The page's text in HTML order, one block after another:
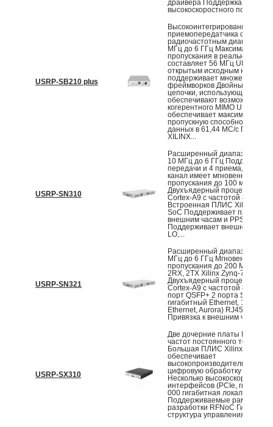
драйвера Поддержка
высокоскоростного
USRP-SB210 plus
Высокоинтегрированные два
приемопередатчика с
радиочастотным диапазоном
МГц до 6 ГГц Максимальная
пропускания в реальном
составляет 56 МГц UHD с
открытым исходным кодом
поддерживает множество
фреймворков Двойные
цепочки, использующие
обеспечивают возможность
когерентного MIMO USB3.0
обеспечивает максимальную
пропускную способность
данных в 61,44 МС/с
XILINX...
USRP-SN310
Расширенный диапазон
10 МГц до 6 ГГц
передачи и 4 приема, и
канал имеет мгновенную
пропускания до 100 м
Двухъядерный процессор
Cortex-A9 с частотой 800 МГц
Встроенная ПЛИС Xilinx
SoC Поддерживает привязку к
внешним часам и PPS-
Поддерживает внешние
LO,...
USRP-SN321
Расширенный диапазон
МГц до 6 ГГц Мгновенная
пропускания до 200 МГц на
2RX, 2TX Xilinx Zynq-7100 SoC
Двухъядерный процессор
Cortex-A9 с частотой 800 МГц
порт QSFP+ 2 порта SFP+ (1
гигабитный Ethernet, 10
Ethernet, Aurora) RJ45 (1GbE)
Привязка к внешним часам и...
USRP-SX310
Две дочерние платы RF
частот постоянного тока-6
Большая ПЛИС Xilinx Kintex-7
обеспечивает
высокопроизводительную
цифровую обработку
Несколько высокоскоростных
интерфейсов (PCIe,
000 гигабитная локальная
Поддерживаемые рамки
разработки RFNoC Гибкая
структура управления часами